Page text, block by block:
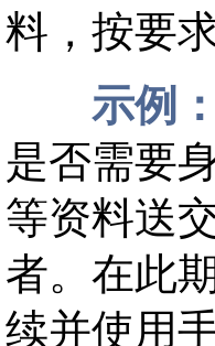
料，按要
示例：
是否需要
等资料送
者。在此
续并使用